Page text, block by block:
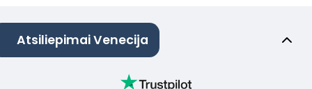
Atsiliepimai Venecija